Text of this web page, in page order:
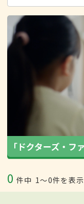
0 件中 1〜0件を表示